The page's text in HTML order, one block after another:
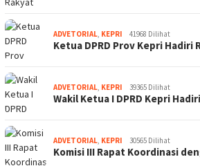
ADVETORIAL, KEPRI 41968 Dilihat
Ketua DPRD Prov Kepri Hadiri
ADVETORIAL, KEPRI 39365 Dilihat
Wakil Ketua I DPRD Kepri
ADVETORIAL, KEPRI 30565 Dilihat
Komisi III Rapat Koordinasi